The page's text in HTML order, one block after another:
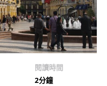
閱讀時間
2分鐘